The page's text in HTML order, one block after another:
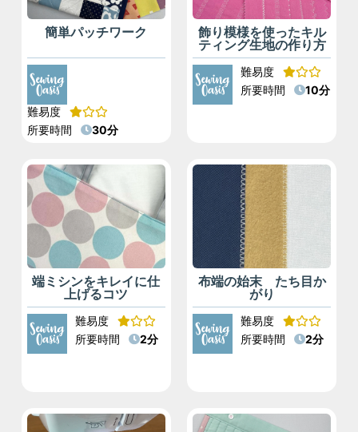
簡単パッチワーク
難易度
所要時間
30分
飾り模様を使ったキル
ティング生地の作り方
難易度
所要時間
10分
端ミシンをキレイに仕
上げるコツ
難易度
所要時間
2分
布端の始末 たち目か
がり
難易度
所要時間
2分